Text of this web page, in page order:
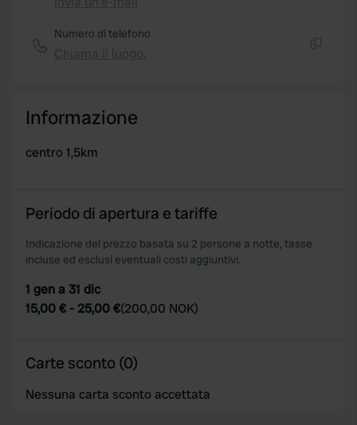
Numero di telefono
Informazione
centro 1,5km
Periodo di apertura e tariffe
Indicazione del prezzo basata su 2 persone a notte, tasse
incluse ed esclusi eventuali costi aggiuntivi.
1 gen a 31 dic
15,00 € - 25,00 €(200,00 NOK)
Carte sconto (0)
Nessuna carta sconto accettata